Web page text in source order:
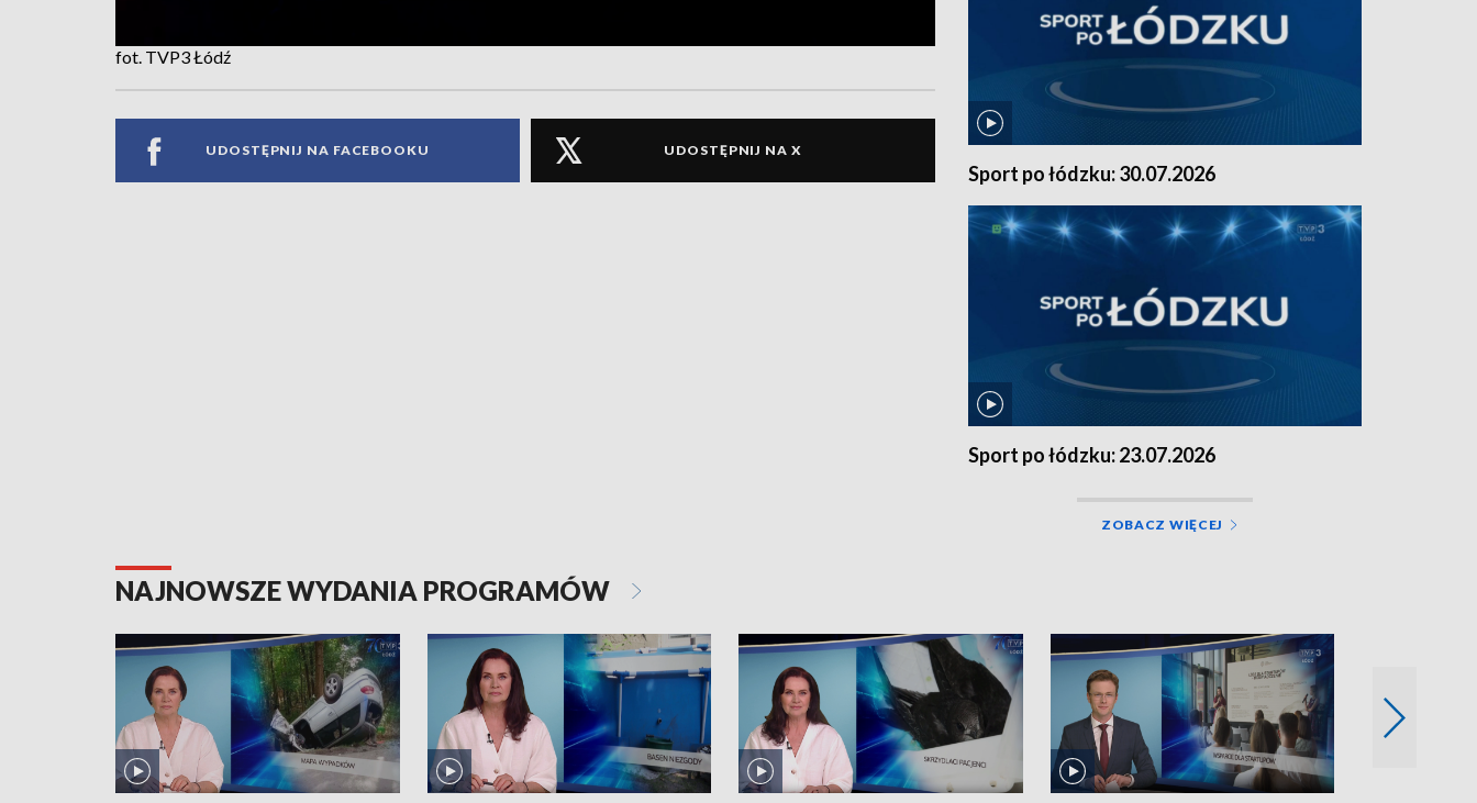
fot. TVP3 Łódź
UDOSTĘPNIJ NA FACEBOOKU UDOSTĘPNIJ NA X
Sport po łódzku: 30.07.2026
Sport po łódzku: 23.07.2026
ZOBACZ WIĘCEJ
NAJNOWSZE WYDANIA PROGRAMÓW